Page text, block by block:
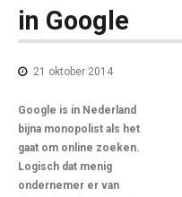
in Google
21 oktober 2014
Google is in Nederland
bijna monopolist als het
gaat om online zoeken.
Logisch dat menig
ondernemer er van